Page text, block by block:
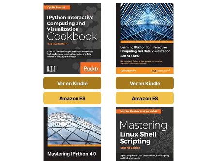
Ver en Kindle
Amazon ES
Ver en Kindle
Amazon ES